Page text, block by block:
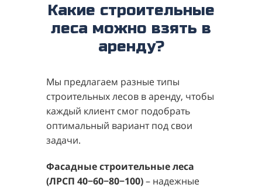
Какие строительные
леса можно взять в
аренду?
Мы предлагаем разные типы
строительных лесов в аренду, чтобы
каждый клиент смог подобрать
оптимальный вариант под свои
задачи.
Фасадные строительные леса
(ЛРСП 40−60−80−100)– надежные